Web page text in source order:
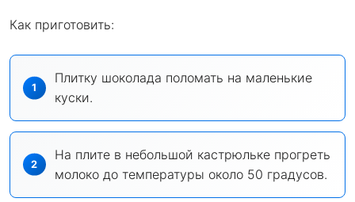
Как приготовить:
Плитку шоколада поломать на маленькие
куски.
На плите в небольшой кастрюльке прогреть
молоко до температуры около 50 градусов.